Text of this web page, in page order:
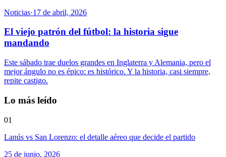
Noticias·17 de abril, 2026
El viejo patrón del fútbol: la historia sigue
mandando
Este sábado trae duelos grandes en Inglaterra y Alemania, pero el
mejor ángulo no es épico: es histórico. Y la historia, casi siempre,
repite castigo.
Lo más leído
01
Lanús vs San Lorenzo: el detalle aéreo que decide el partido
25 de junio, 2026